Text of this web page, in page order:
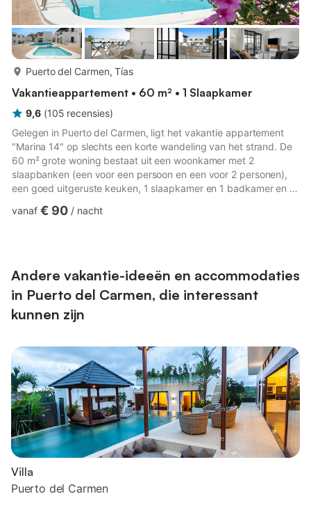
Puerto del Carmen, Tías
Vakantieappartement • 60 m² • 1 Slaapkamer
9,6 (105 recensies)
Gelegen in Puerto del Carmen, ligt het vakantie appartement
"Marina 14" op slechts een korte wandeling van het strand. De
60 m² grote woning bestaat uit een woonkamer met 2
slaapbanken (een voor een persoon en een voor 2 personen),
een goed uitgeruste keuken, 1 slaapkamer en 1 badkamer en is
high-speed Wi-Fi met een speciale werkruimte voor kantoor aan
a...
vanaf € 90 / nacht
Andere vakantie-ideeën en accommodaties
in Puerto del Carmen, die interessant
kunnen zijn
Villa
Puerto del Carmen